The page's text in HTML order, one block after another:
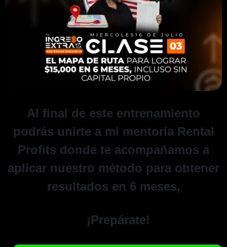
Al final de este entrenamiento
podrás unirte a mi mentoría Rental
Profits donde te acompañamos a
aplicar nuestro método para obtener
resultados en 6 meses,
¡Prepárate!